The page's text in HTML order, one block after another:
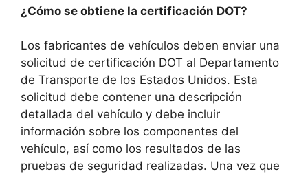
¿Cómo se obtiene la certificación DOT?
Los fabricantes de vehículos deben enviar una
solicitud de certificación DOT al Departamento
de Transporte de los Estados Unidos. Esta
solicitud debe contener una descripción
detallada del vehículo y debe incluir
información sobre los componentes del
vehículo, así como los resultados de las
pruebas de seguridad realizadas. Una vez que